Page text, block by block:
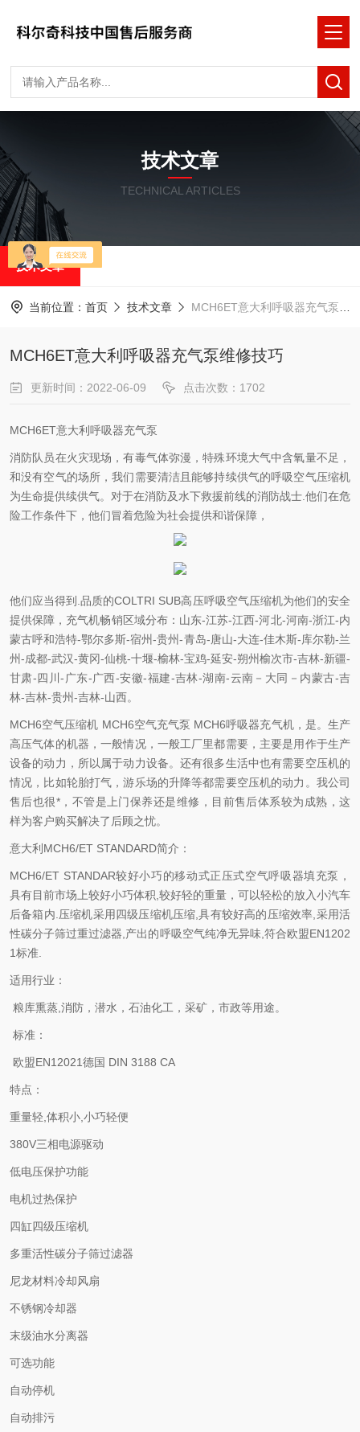
技术文章
TECHNICAL ARTICLES
技术文章
当前位置： 首页 技术文章 MCH6ET意大利呼吸器充气泵维修技巧
MCH6ET意大利呼吸器充气泵维修技巧
更新时间：2022-06-09 点击次数：1702
MCH6ET意大利呼吸器充气泵
消防队员在火灾现场，有毒气体弥漫，特殊环境大气中含氧量不足，
和没有空气的场所，我们需要清洁且能够持续供气的呼吸空气压缩机
为生命提供续供气。对于在消防及水下救援前线的消防战士.他们在危
险工作条件下，他们冒着危险为社会提供和谐保障，
他们应当得到.品质的COLTRI SUB高压呼吸空气压缩机为他们的安全
提供保障，充气机畅销区域分布：山东-江苏-江西-河北-河南-浙江-内
蒙古呼和浩特-鄂尔多斯-宿州-贵州-青岛-唐山-大连-佳木斯-库尔勒-兰
州-成都-武汉-黄冈-仙桃-十堰-榆林-宝鸡-延安-朔州榆次市-吉林-新疆-
甘肃-四川-广东-广西-安徽-福建-吉林-湖南-云南－大同－内蒙古-吉
林-吉林-贵州-吉林-山西。
MCH6空气压缩机 MCH6空气充气泵 MCH6呼吸器充气机，是。生产
高压气体的机器，一般情况，一般工厂里都需要，主要是用作于生产
设备的动力，所以属于动力设备。还有很多生活中也有需要空压机的
情况，比如轮胎打气，游乐场的升降等都需要空压机的动力。我公司
售后也很*，不管是上门保养还是维修，目前售后体系较为成熟，这
样为客户购买解决了后顾之忧。
意大利MCH6/ET STANDARD简介：
MCH6/ET STANDAR较好小巧的移动式正压式空气呼吸器填充泵，
具有目前市场上较好小巧体积,较好轻的重量，可以轻松的放入小汽车
后备箱内.压缩机采用四级压缩机压缩,具有较好高的压缩效率,采用活
性碳分子筛过重过滤器,产出的呼吸空气纯净无异味,符合欧盟EN1202
1标准.
适用行业：
粮库熏蒸,消防，潜水，石油化工，采矿，市政等用途。
标准：
欧盟EN12021德国 DIN 3188 CA
特点：
重量轻,体积小,小巧轻便
380V三相电源驱动
低电压保护功能
电机过热保护
四缸四级压缩机
多重活性碳分子筛过滤器
尼龙材料冷却风扇
不锈钢冷却器
末级油水分离器
可选功能
自动停机
自动排污